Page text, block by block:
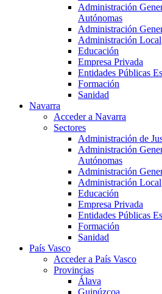
Administración
Autónomas
Administración
Administración Local
Educación
Empresa Privada
Entidades Públicas
Formación
Sanidad
Navarra
Acceder a Navarra
Sectores
Administración de
Administración
Autónomas
Administración
Administración Local
Educación
Empresa Privada
Entidades Públicas
Formación
Sanidad
País Vasco
Acceder a País Vasco
Provincias
Álava